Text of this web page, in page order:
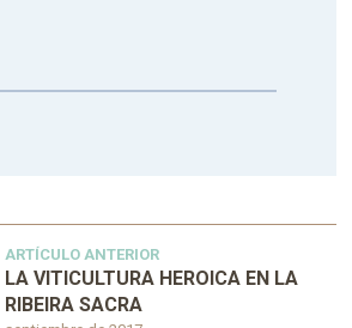
ARTÍCULO ANTERIOR
LA VITICULTURA HEROICA EN LA
RIBEIRA SACRA